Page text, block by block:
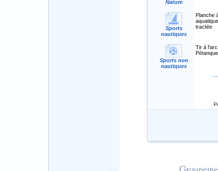
Nature
Sports
nautiques
Planche
tractée
Sports non
nautiques
Tir à